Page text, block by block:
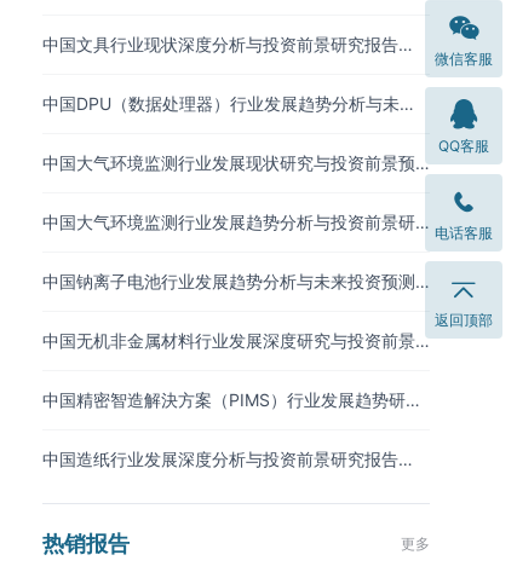
中国文具行业现状深度分析与投资前景研究报告
中国DPU（数据处理器）行业发展趋势分析与未来
中国大气环境监测行业发展现状研究与投资前景预
中国大气环境监测行业发展趋势分析与投资前景研
中国钠离子电池行业发展趋势分析与未来投资预测
中国无机非金属材料行业发展深度研究与投资前景
中国精密智造解決方案（PIMS）行业发展趋势研究
中国造纸行业发展深度分析与投资前景研究报告
热销报告 更多
微信客服
QQ客服
电话客服
返回顶部